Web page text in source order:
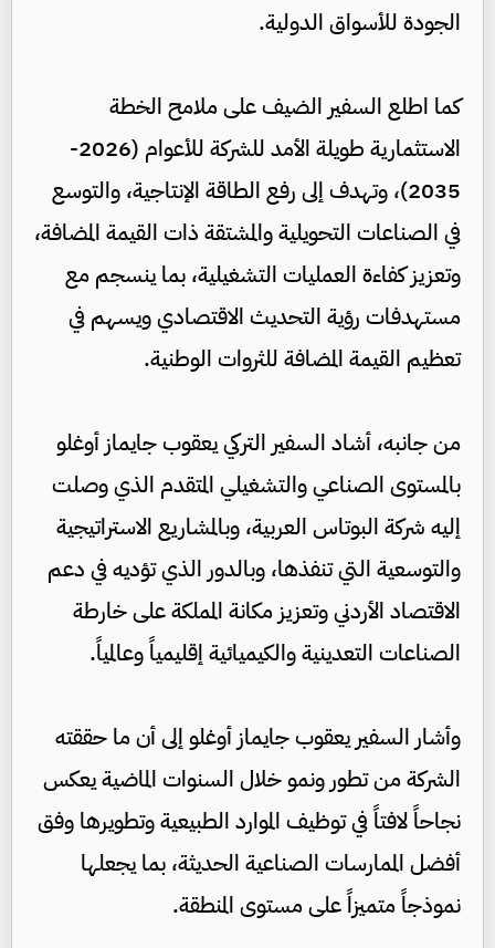
الجودة للأسواق الدولية.
كما اطلع السفير الضيف على ملامح الخطة
الاستثمارية طويلة الأمد للشركة للأعوام (2026-
2035)، وتهدف إلى رفع الطاقة الإنتاجية، والتوسع
في الصناعات التحويلية والمشتقة ذات القيمة المضافة،
وتعزيز كفاءة العمليات التشغيلية، بما ينسجم مع
مستهدفات رؤية التحديث الاقتصادي ويسهم في
تعظيم القيمة المضافة للثروات الوطنية.
من جانبه، أشاد السفير التركي يعقوب جايماز أوغلو
بالمستوى الصناعي والتشغيلي المتقدم الذي وصلت
إليه شركة البوتاس العربية، وبالمشاريع الاستراتيجية
والتوسعية التي تنفذها، وبالدور الذي تؤديه في دعم
الاقتصاد الأردني وتعزيز مكانة المملكة على خارطة
الصناعات التعدينية والكيميائية إقليمياً وعالمياً.
وأشار السفير يعقوب جايماز أوغلو إلى أن ما حققته
الشركة من تطور ونمو خلال السنوات الماضية يعكس
نجاحاً لافتاً في توظيف الموارد الطبيعية وتطويرها وفق
أفضل الممارسات الصناعية الحديثة، بما يجعلها
نموذجاً متميزاً على مستوى المنطقة.